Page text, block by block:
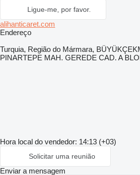
Ligue-me, por favor.
alihanticaret.com
Endereço
Turquia, Região do Mármara,
PINARTEPE MAH. GEREDE CAD. A
Hora local do vendedor: 14:13 (+03)
Solicitar uma reunião
Enviar a mensagem